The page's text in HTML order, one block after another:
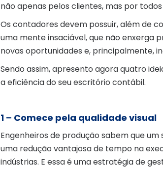
não apenas pelos clientes, mas por
Os contadores devem possuir, além de
uma mente insaciável, que não enxerga
novas oportunidades e, principalmente,
Sendo assim, apresento agora quatro
a eficiência do seu escritório contábil.
1 – Comece pela qualidade visual
Engenheiros de produção sabem que
uma redução vantajosa de tempo na
indústrias. E essa é uma estratégia de